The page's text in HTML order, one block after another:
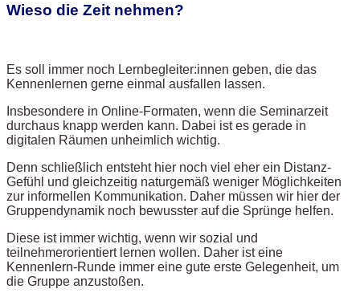
Wieso die Zeit nehmen?
Es soll immer noch Lernbegleiter:innen geben, die das
Kennenlernen gerne einmal ausfallen lassen.
Insbesondere in Online-Formaten, wenn die Seminarzeit
durchaus knapp werden kann. Dabei ist es gerade in
digitalen Räumen unheimlich wichtig.
Denn schließlich entsteht hier noch viel eher ein Distanz-
Gefühl und gleichzeitig naturgemäß weniger Möglichkeiten
zur informellen Kommunikation. Daher müssen wir hier der
Gruppendynamik noch bewusster auf die Sprünge helfen.
Diese ist immer wichtig, wenn wir sozial und
teilnehmerorientiert lernen wollen. Daher ist eine
Kennenlern-Runde immer eine gute erste Gelegenheit, um
die Gruppe anzustoßen.